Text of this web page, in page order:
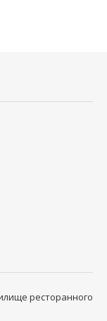
ресторанного